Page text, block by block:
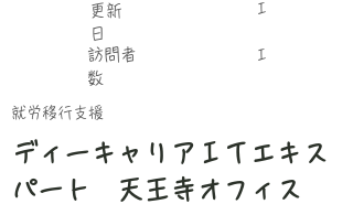
更新
日
​訪問者
数
I
I
就労移行支援
ディーキャリアＩＴエキス
パート 天王寺オフィス